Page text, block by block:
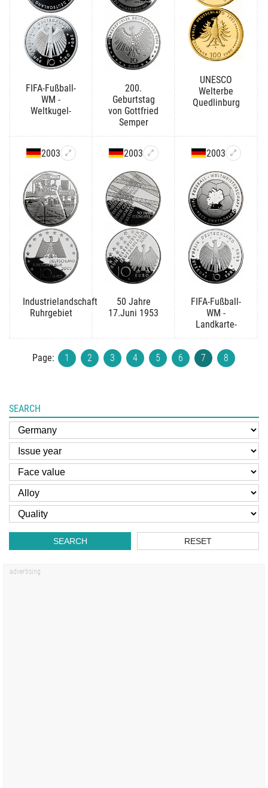
FIFA-Fußball-
WM -
Weltkugel-
200.
Geburtstag
von Gottfried
Semper
UNESCO
Welterbe
Quedlinburg
2003
Industrielandschaft
Ruhrgebiet
2003
50 Jahre
17.Juni 1953
2003
FIFA-Fußball-
WM -
Landkarte-
Page: 1 2 3 4 5 6 7 8
SEARCH
SEARCH RESET